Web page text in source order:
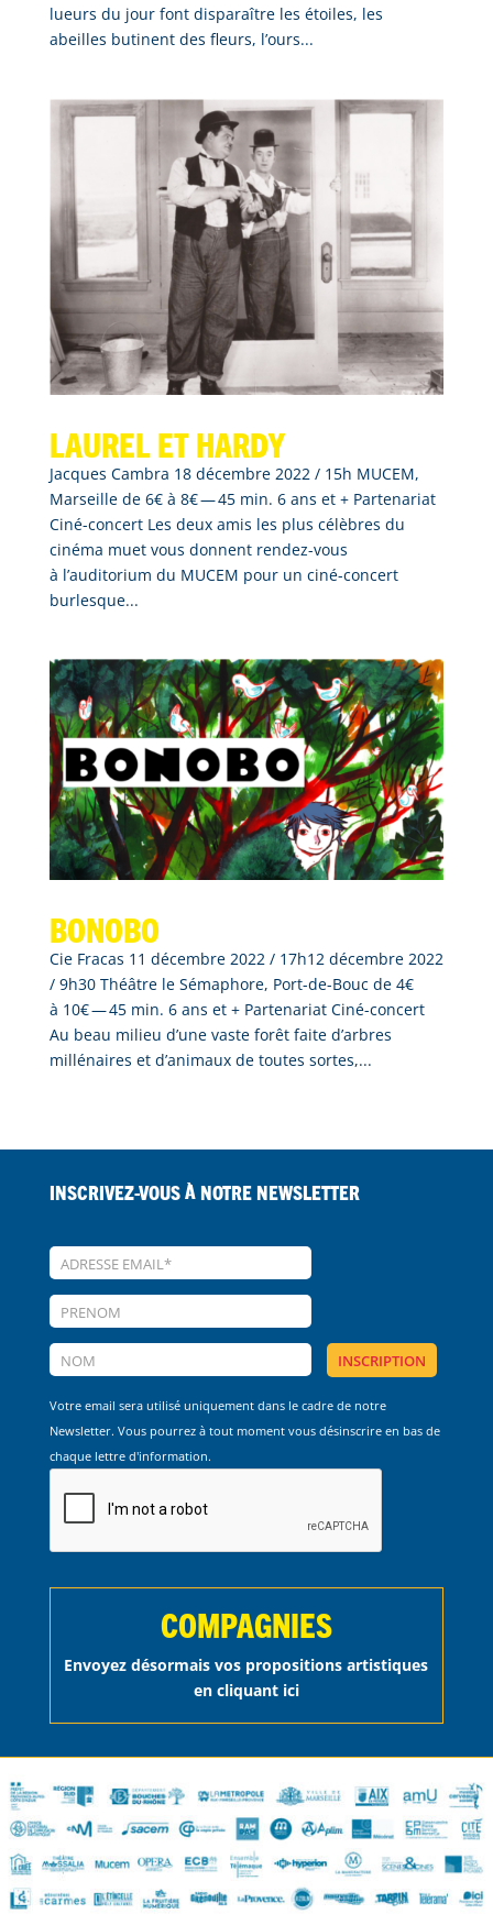
lueurs du jour font disparaître les étoiles, les
abeilles butinent des fleurs, l’ours...
Laurel et Hardy
Jacques Cambra 18 décembre 2022 / 15h MUCEM,
Marseille de 6€ à 8€ — 45 min. 6 ans et + Partenariat
Ciné-concert Les deux amis les plus célèbres du
cinéma muet vous donnent rendez-vous
à l’auditorium du MUCEM pour un ciné-concert
burlesque...
BONOBO
Cie Fracas 11 décembre 2022 / 17h12 décembre 2022
/ 9h30 Théâtre le Sémaphore, Port-de-Bouc de 4€
à 10€ — 45 min. 6 ans et + Partenariat Ciné-concert
Au beau milieu d’une vaste forêt faite d’arbres
millénaires et d’animaux de toutes sortes,...
Inscrivez-vous à notre Newsletter
Votre email sera utilisé uniquement dans le cadre de notre
Newsletter. Vous pourrez à tout moment vous désinscrire en bas de
chaque lettre d'information.
COMPAGNIES
Envoyez désormais vos propositions artistiques
en cliquant ici